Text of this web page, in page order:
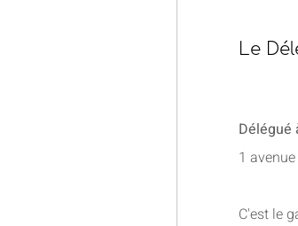
Le
Délégué
1
C'est le